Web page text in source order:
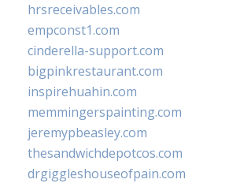
hrsreceivables.com
empconst1.com
cinderella-support.com
bigpinkrestaurant.com
inspirehuahin.com
memmingerspainting.com
jeremypbeasley.com
thesandwichdepotcos.com
drgiggleshouseofpain.com